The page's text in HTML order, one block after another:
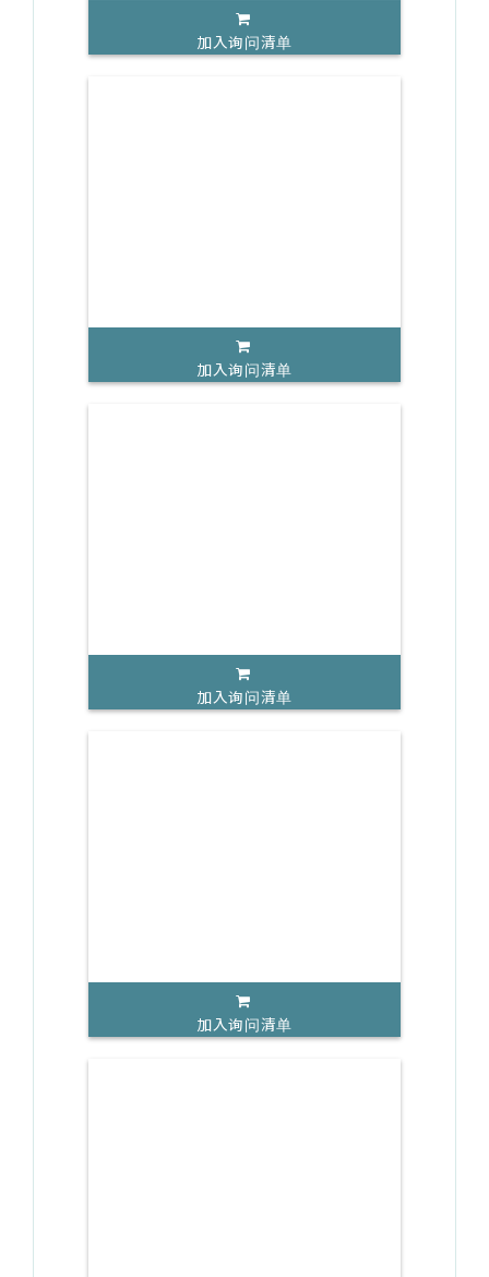
加入询问清单
加入询问清单
加入询问清单
加入询问清单